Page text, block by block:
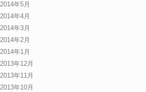
2014年5月
2014年4月
2014年3月
2014年2月
2014年1月
2013年12月
2013年11月
2013年10月